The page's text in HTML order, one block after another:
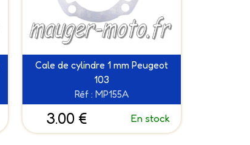
Cale de cylindre 1 mm Peugeot
103
Réf : MP155A
3.00 € En stock